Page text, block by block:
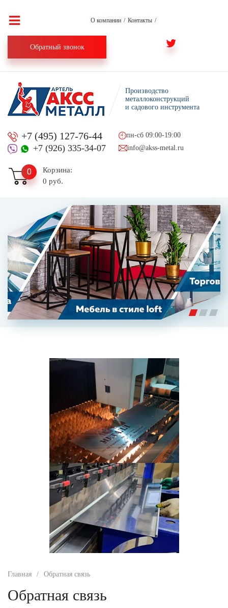
О компании / Контакты /
Обратный звонок
Производство
металлоконструкций
и садового инструмента
+7 (495) 127-76-44
+7 (926) 335-34-07
пн-сб 09:00-19:00
info@akss-metal.ru
0
Корзина:
0 руб.
Главная Обратная связь
Обратная связь